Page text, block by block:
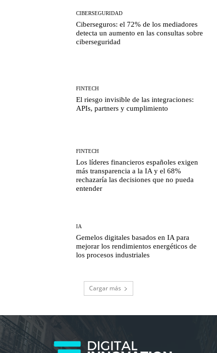
CIBERSEGURIDAD
Ciberseguros: el 72% de los mediadores
detecta un aumento en las consultas sobre
ciberseguridad
FINTECH
El riesgo invisible de las integraciones:
APIs, partners y cumplimiento
FINTECH
Los líderes financieros españoles exigen
más transparencia a la IA y el 68%
rechazaría las decisiones que no pueda
entender
IA
Gemelos digitales basados en IA para
mejorar los rendimientos energéticos de
los procesos industriales
Cargar más